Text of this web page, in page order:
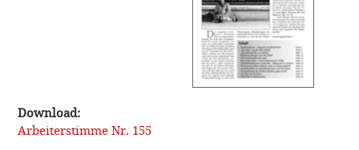
Download:
Arbeiterstimme Nr. 155